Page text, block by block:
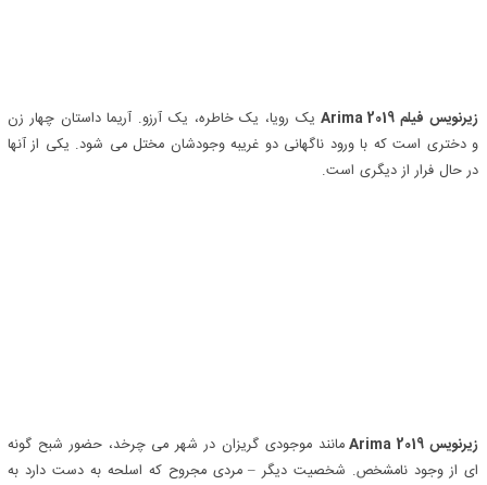
زیرنویس فیلم Arima 2019
یک رویا، یک خاطره، یک آرزو. آریما داستان چهار زن
و دختری است که با ورود ناگهانی دو غریبه وجودشان مختل می شود. یکی از آنها
در حال فرار از دیگری است.
زیرنویس Arima 2019
مانند موجودی گریزان در شهر می چرخد، حضور شبح گونه
ای از وجود نامشخص. شخصیت دیگر – مردی مجروح که اسلحه به دست دارد به